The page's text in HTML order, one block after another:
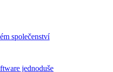
společenství
jednoduše